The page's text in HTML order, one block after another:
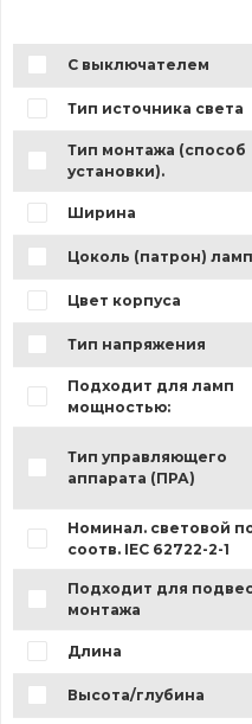
С выключателем
Тип источника света
Тип монтажа (способ
установки).
Ширина
Цоколь (патрон)
Цвет корпуса
Тип напряжения
Подходит для ламп
мощностью:
Тип управляющего
аппарата (ПРА)
Номинал. световой
соотв. IEC 62722-2-1
Подходит для
монтажа
Длина
Высота/глубина